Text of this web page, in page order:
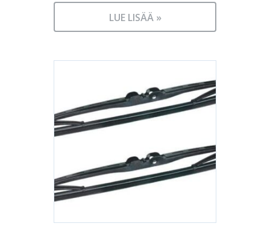
LUE LISÄÄ »